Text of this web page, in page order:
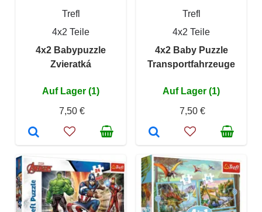
Trefl
4x2 Teile
4x2 Babypuzzle
Zvieratká
Auf Lager (1)
7,50 €
Trefl
4x2 Teile
4x2 Baby Puzzle
Transportfahrzeuge
Auf Lager (1)
7,50 €